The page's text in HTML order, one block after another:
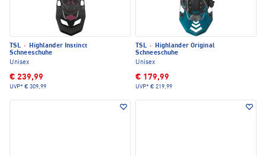
TSL ·
Highlander Instinct
Schneeschuhe
Unisex
€ 239,99
UVP* € 309,99
TSL ·
Highlander Original
Schneeschuhe
Unisex
€ 179,99
UVP* € 219,99